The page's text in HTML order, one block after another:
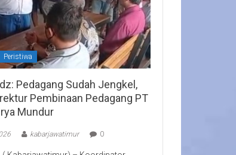
Peristiwa
Pedagang Sudah Jengkel,
Pembinaan Pedagang PT
Mundur
kabarjawatimur 0